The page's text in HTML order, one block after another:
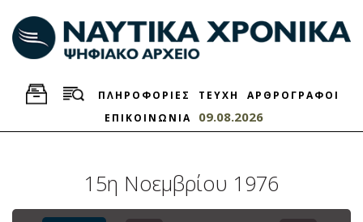
ΠΛΗΡΟΦΟΡΙΕΣ ΤΕΥΧΗ
ΑΡΘΡΟΓΡΑΦΟΙ
ΕΠΙΚΟΙΝΩΝΙΑ
09.08.2026
15η Νοεμβρίου 1976